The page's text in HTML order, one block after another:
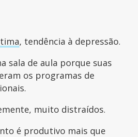
, tendência à depressão.
sala de aula porque suas
os programas de
muito distraídos.
é produtivo mais que